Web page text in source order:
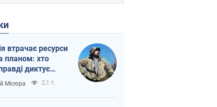
втрачає ресурси
планом: хто
диктує
війни
Місюра 2,1 т.